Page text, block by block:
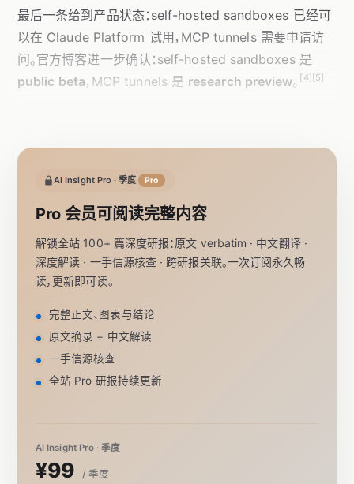
最后一条给到产品状态：self-hosted sandboxes 已经可
以在 Claude Platform 试用，MCP tunnels 需要申请访
问。官方博客进一步确认：self-hosted sandboxes 是
public beta，MCP tunnels 是 research preview。 [4][5]
AI Insight Pro · 季度 Pro
Pro 会员可阅读完整内容
解锁全站 100+ 篇深度研报：原文 verbatim · 中文翻译 ·
深度解读 · 一手信源核查 · 跨研报关联。一次订阅永久畅
读，更新即可读。
完整正文、图表与结论
原文摘录 + 中文解读
一手信源核查
全站 Pro 研报持续更新
AI Insight Pro · 季度
¥99 / 季度